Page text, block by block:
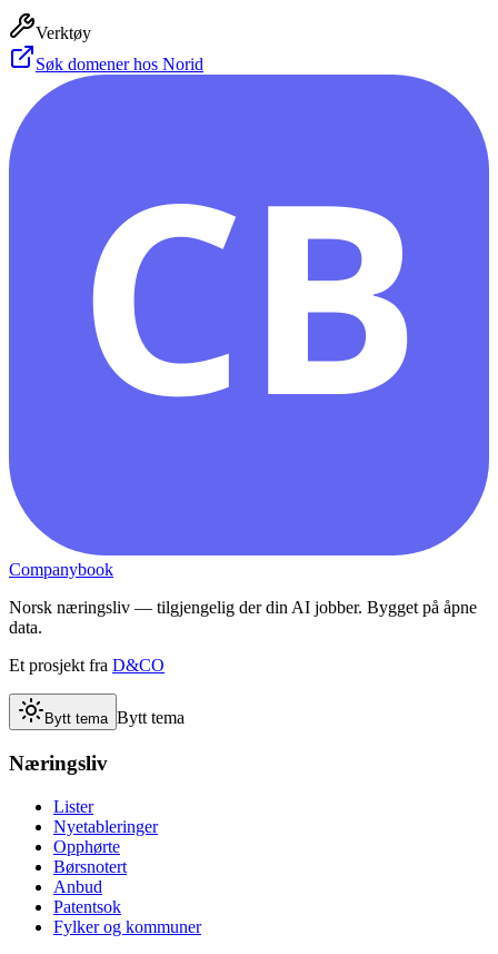
Verktøy
Søk domener hos Norid
CB
Companybook
Norsk næringsliv — tilgjengelig der din AI jobber. Bygget på åpne
data.
Et prosjekt fra D&CO
Bytt tema Bytt tema
Næringsliv
Lister
Nyetableringer
Opphørte
Børsnotert
Anbud
Patentsok
Fylker og kommuner